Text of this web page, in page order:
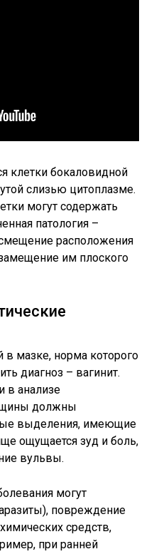
клетки бокаловидной
слизью цитоплазме.
могут содержать
патология –
расположения
им плоского
в мазке, норма которого
диагноз – вагинит.
в анализе
должны
выделения, имеющие
ощущается зуд и боль,
вульвы.
могут
повреждение
средств,
при ранней